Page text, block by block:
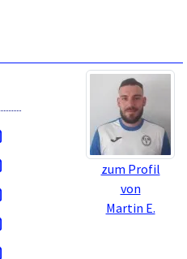
zum Profil
von
Martin E.